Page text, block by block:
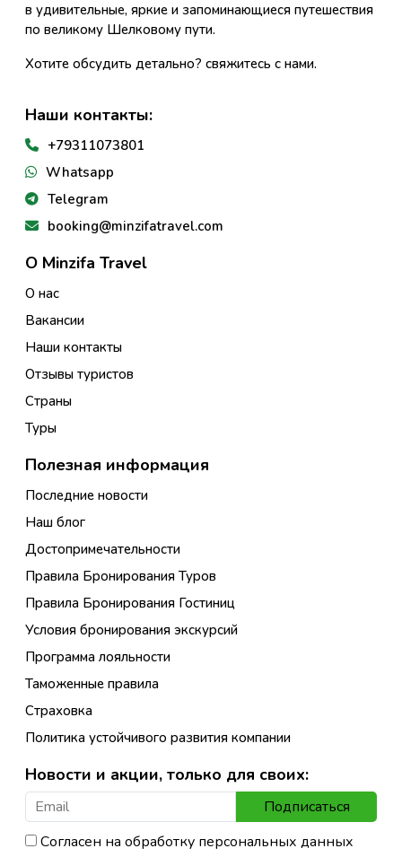
в удивительные, яркие и запоминающиеся путешествия
по великому Шелковому пути.
Хотите обсудить детально? свяжитесь с нами.
Наши контакты:
+79311073801
Whatsapp
Telegram
booking@minzifatravel.com
О Minzifa Travel
О нас
Вакансии
Наши контакты
Отзывы туристов
Страны
Туры
Полезная информация
Последние новости
Наш блог
Достопримечательности
Правила Бронирования Туров
Правила Бронирования Гостиниц
Условия бронирования экскурсий
Программа лояльности
Таможенные правила
Страховка
Политика устойчивого развития компании
Новости и акции, только для своих:
Подписаться
Согласен на обработку персональных данных